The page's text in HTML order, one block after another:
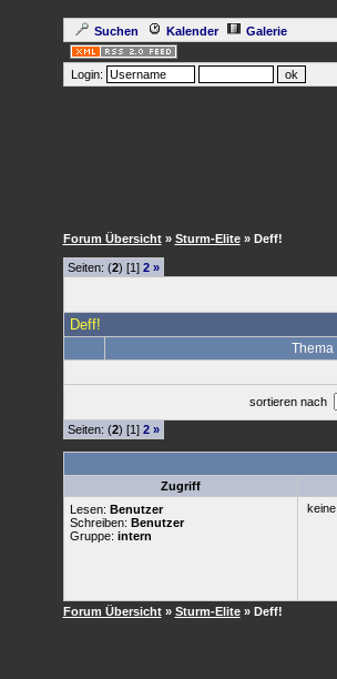
Suchen Kalender
Galerie
Login:
Forum Übersicht » Sturm-Elite » Deff!
Seiten: (2) [1] 2 »
Deff!
Thema
sortieren nach
Seiten: (2) [1] 2 »
Zugriff
Lesen: Benutzer
Schreiben: Benutzer
Gruppe: intern
keine
Forum Übersicht » Sturm-Elite » Deff!